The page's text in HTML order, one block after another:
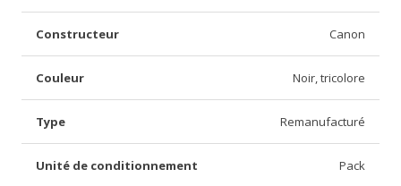
Constructeur Canon
Couleur Noir, tricolore
Type Remanufacturé
Unité de conditionnement Pack